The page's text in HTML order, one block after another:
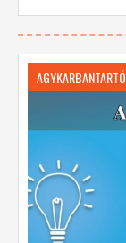
AGYKARBANTARTÓ